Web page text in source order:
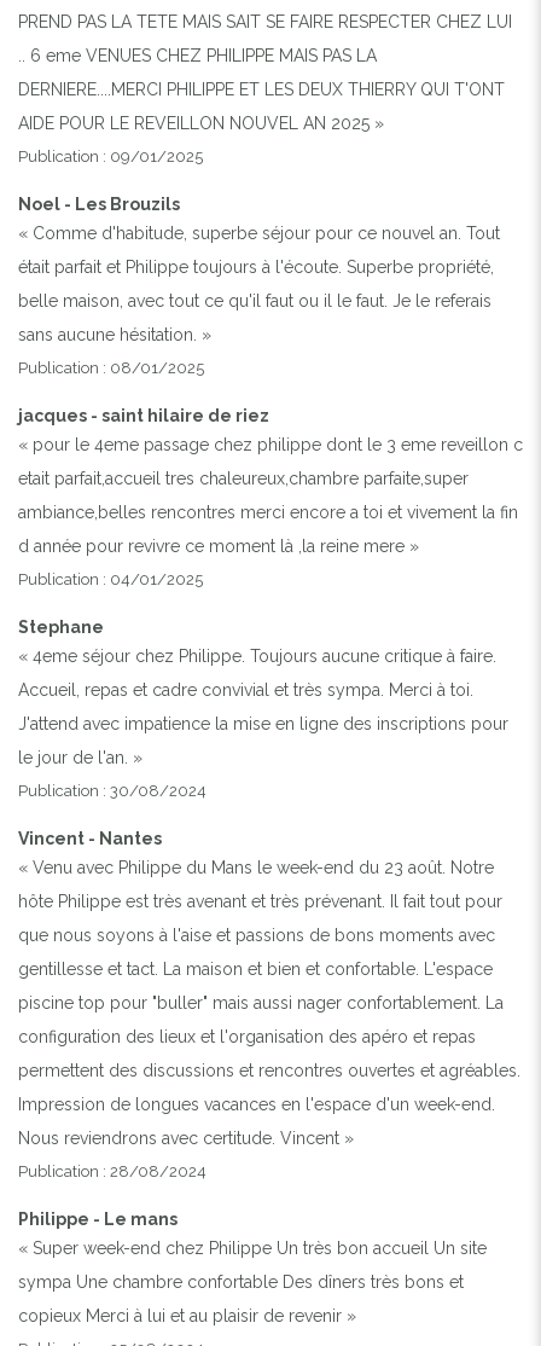
PREND PAS LA TETE MAIS SAIT SE FAIRE RESPECTER CHEZ LUI
.. 6 eme VENUES CHEZ PHILIPPE MAIS PAS LA
DERNIERE....MERCI PHILIPPE ET LES DEUX THIERRY QUI T'ONT
AIDE POUR LE REVEILLON NOUVEL AN 2025 »
Publication : 09/01/2025
Noel - Les Brouzils
« Comme d'habitude, superbe séjour pour ce nouvel an. Tout
était parfait et Philippe toujours à l'écoute. Superbe propriété,
belle maison, avec tout ce qu'il faut ou il le faut. Je le referais
sans aucune hésitation. »
Publication : 08/01/2025
jacques - saint hilaire de riez
« pour le 4eme passage chez philippe dont le 3 eme reveillon c
etait parfait,accueil tres chaleureux,chambre parfaite,super
ambiance,belles rencontres merci encore a toi et vivement la fin
d année pour revivre ce moment là ,la reine mere »
Publication : 04/01/2025
Stephane
« 4eme séjour chez Philippe. Toujours aucune critique à faire.
Accueil, repas et cadre convivial et très sympa. Merci à toi.
J'attend avec impatience la mise en ligne des inscriptions pour
le jour de l'an. »
Publication : 30/08/2024
Vincent - Nantes
« Venu avec Philippe du Mans le week-end du 23 août. Notre
hôte Philippe est très avenant et très prévenant. Il fait tout pour
que nous soyons à l'aise et passions de bons moments avec
gentillesse et tact. La maison et bien et confortable. L'espace
piscine top pour "buller" mais aussi nager confortablement. La
configuration des lieux et l'organisation des apéro et repas
permettent des discussions et rencontres ouvertes et agréables.
Impression de longues vacances en l'espace d'un week-end.
Nous reviendrons avec certitude. Vincent »
Publication : 28/08/2024
Philippe - Le mans
« Super week-end chez Philippe Un très bon accueil Un site
sympa Une chambre confortable Des dîners très bons et
copieux Merci à lui et au plaisir de revenir »